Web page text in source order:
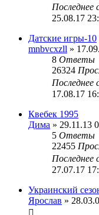
Последнее
25.08.17
Датские игры-10
mnbvcxzll »
8 Ответы
26324
Последнее
17.08.17
Квебек 1995
Дима » 29.11.13
5 Ответы
22455
Последнее
27.07.17
Украинский
Ярослав »